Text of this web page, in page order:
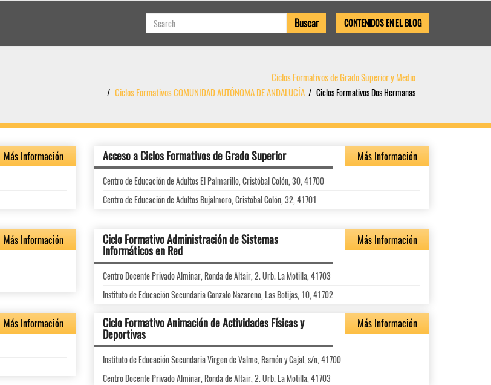
CONTENIDOS EN EL BLOG
Ciclos Formativos de Grado Superior y Medio
Ciclos Formativos COMUNIDAD AUTÓNOMA DE ANDALUCÍA
Ciclos Formativos Dos Hermanas
Más Información Acceso a Ciclos Formativos de Grado Superior Más Información
Centro de Educación de Adultos El Palmarillo, Cristóbal Colón, 30, 41700
Centro de Educación de Adultos Bujalmoro, Cristóbal Colón, 32, 41701
Más Información Ciclo Formativo Administración de Sistemas
Informáticos en Red
Más Información
Centro Docente Privado Alminar, Ronda de Altair, 2. Urb. La Motilla, 41703
Instituto de Educación Secundaria Gonzalo Nazareno, Las Botijas, 10, 41702
Más Información Ciclo Formativo Animación de Actividades Físicas y
Deportivas
Más Información
Instituto de Educación Secundaria Virgen de Valme, Ramón y Cajal, s/n, 41700
Centro Docente Privado Alminar, Ronda de Altair, 2. Urb. La Motilla, 41703